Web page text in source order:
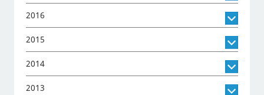
2016
2015
2014
2013